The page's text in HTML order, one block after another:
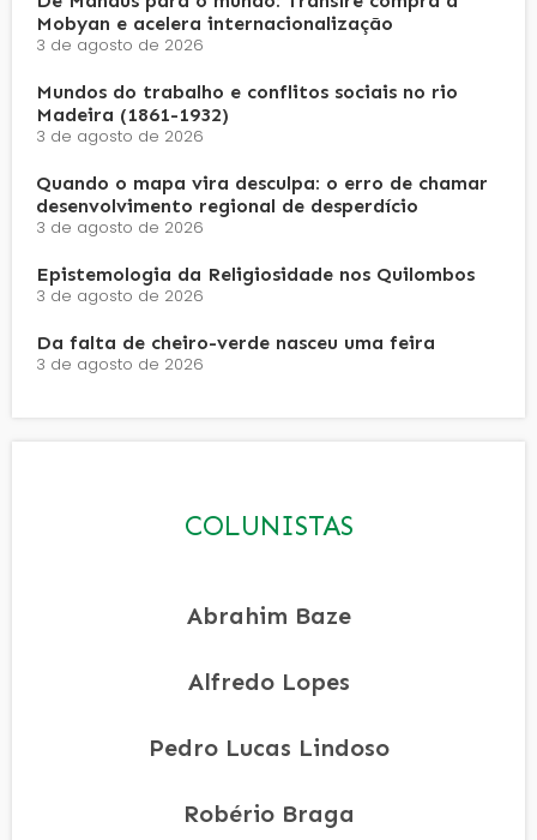
Mobyan e acelera internacionalização
3 de agosto de 2026
Mundos do trabalho e conflitos sociais no rio
Madeira (1861-1932)
3 de agosto de 2026
Quando o mapa vira desculpa: o erro de chamar
desenvolvimento regional de desperdício
3 de agosto de 2026
Epistemologia da Religiosidade nos Quilombos
3 de agosto de 2026
Da falta de cheiro-verde nasceu uma feira
3 de agosto de 2026
COLUNISTAS
Abrahim Baze
Alfredo Lopes
Pedro Lucas Lindoso
Robério Braga